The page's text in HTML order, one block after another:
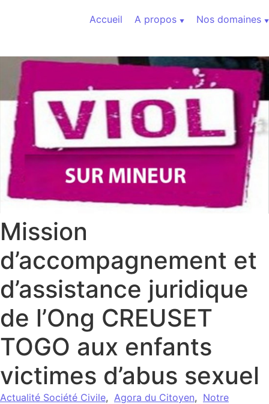
Accueil
A propos Nos domaines
Mission
d’accompagnement et
d’assistance juridique
de l’Ong CREUSET
TOGO aux enfants
victimes d’abus sexuel
Actualité Société Civile, Agora du Citoyen, Notre